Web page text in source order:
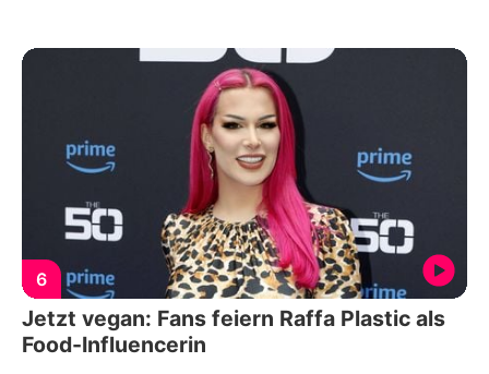
6
Jetzt vegan: Fans feiern Raffa Plastic als
Food-Influencerin